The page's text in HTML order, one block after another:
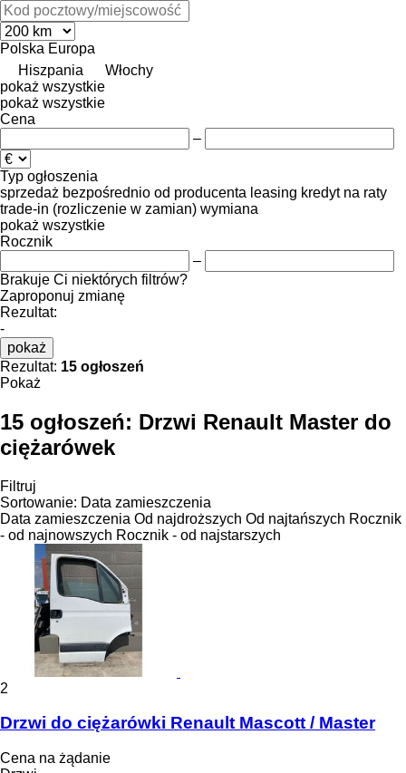
Polska Europa
Hiszpania
Włochy
pokaż wszystkie
pokaż wszystkie
Cena
–
Typ ogłoszenia
sprzedaż bezpośrednio od producenta leasing kredyt na raty
trade-in (rozliczenie w zamian) wymiana
pokaż wszystkie
Rocznik
–
Brakuje Ci niektórych filtrów?
Zaproponuj zmianę
Rezultat:
-
pokaż
Rezultat: 15 ogłoszeń
Pokaż
15 ogłoszeń: Drzwi Renault Master do
ciężarówek
Filtruj
Sortowanie: Data zamieszczenia
Data zamieszczenia Od najdroższych Od najtańszych Rocznik
- od najnowszych Rocznik - od najstarszych
2
Drzwi do ciężarówki Renault Mascott / Master
Cena na żądanie